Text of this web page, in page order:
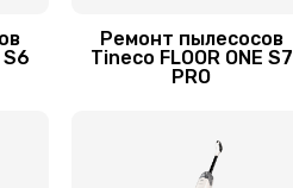
S6
Ремонт пылесосов
Tineco FLOOR ONE S7
PRO